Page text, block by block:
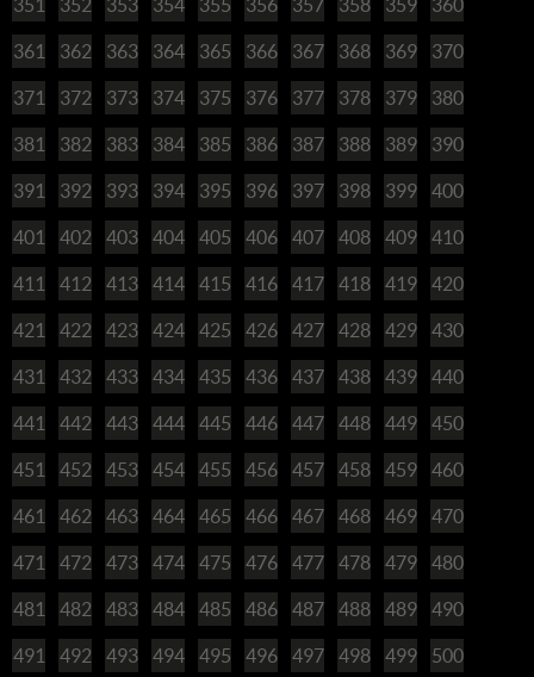
351 352 353 354 355 356 357 358 359 360
361 362 363 364 365 366 367 368 369 370
371 372 373 374 375 376 377 378 379 380
381 382 383 384 385 386 387 388 389 390
391 392 393 394 395 396 397 398 399 400
401 402 403 404 405 406 407 408 409 410
411 412 413 414 415 416 417 418 419 420
421 422 423 424 425 426 427 428 429 430
431 432 433 434 435 436 437 438 439 440
441 442 443 444 445 446 447 448 449 450
451 452 453 454 455 456 457 458 459 460
461 462 463 464 465 466 467 468 469 470
471 472 473 474 475 476 477 478 479 480
481 482 483 484 485 486 487 488 489 490
491 492 493 494 495 496 497 498 499 500